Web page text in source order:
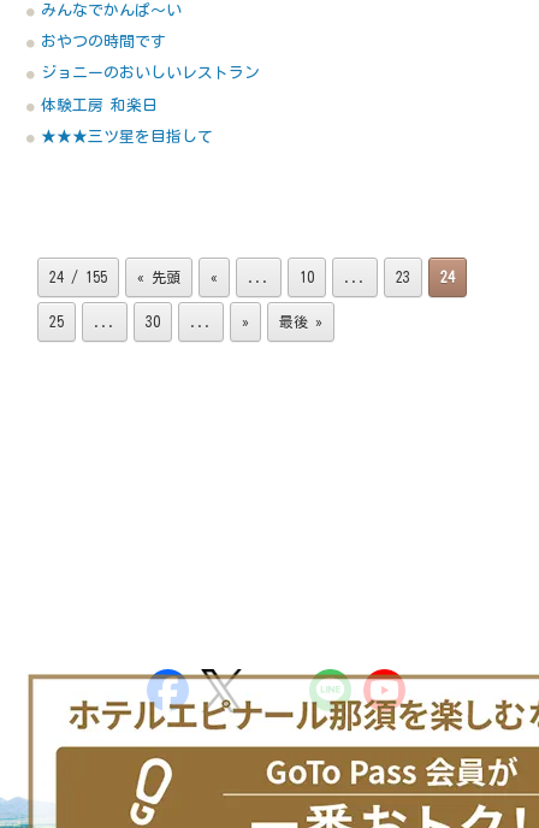
みんなでかんぱ～い
おやつの時間です
ジョニーのおいしいレストラン
体験工房 和楽日
★★★三ツ星を目指して
24 / 155 « 先頭 « 10 23 24
25 30 » 最後 »